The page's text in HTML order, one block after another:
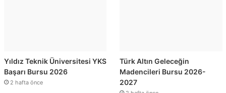
Yıldız Teknik Üniversitesi YKS
Başarı Bursu 2026
2 hafta önce
Türk Altın Geleceğin
Madencileri Bursu 2026-
2027